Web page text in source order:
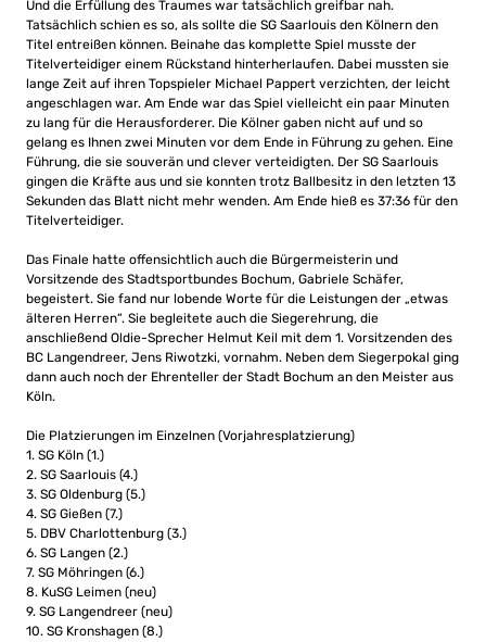
Und die Erfüllung des Traumes war tatsächlich greifbar nah.
Tatsächlich schien es so, als sollte die SG Saarlouis den Kölnern den
Titel entreißen können. Beinahe das komplette Spiel musste der
Titelverteidiger einem Rückstand hinterherlaufen. Dabei mussten sie
lange Zeit auf ihren Topspieler Michael Pappert verzichten, der leicht
angeschlagen war. Am Ende war das Spiel vielleicht ein paar Minuten
zu lang für die Herausforderer. Die Kölner gaben nicht auf und so
gelang es Ihnen zwei Minuten vor dem Ende in Führung zu gehen. Eine
Führung, die sie souverän und clever verteidigten. Der SG Saarlouis
gingen die Kräfte aus und sie konnten trotz Ballbesitz in den letzten 13
Sekunden das Blatt nicht mehr wenden. Am Ende hieß es 37:36 für den
Titelverteidiger.
Das Finale hatte offensichtlich auch die Bürgermeisterin und
Vorsitzende des Stadtsportbundes Bochum, Gabriele Schäfer,
begeistert. Sie fand nur lobende Worte für die Leistungen der „etwas
älteren Herren“. Sie begleitete auch die Siegerehrung, die
anschließend Oldie-Sprecher Helmut Keil mit dem 1. Vorsitzenden des
BC Langendreer, Jens Riwotzki, vornahm. Neben dem Siegerpokal ging
dann auch noch der Ehrenteller der Stadt Bochum an den Meister aus
Köln.
Die Platzierungen im Einzelnen (Vorjahresplatzierung)
1. SG Köln (1.)
2. SG Saarlouis (4.)
3. SG Oldenburg (5.)
4. SG Gießen (7.)
5. DBV Charlottenburg (3.)
6. SG Langen (2.)
7. SG Möhringen (6.)
8. KuSG Leimen (neu)
9. SG Langendreer (neu)
10. SG Kronshagen (8.)